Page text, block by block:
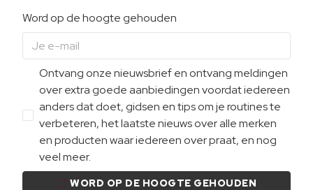
Word op de hoogte gehouden
Ontvang onze nieuwsbrief en ontvang meldingen
over extra goede aanbiedingen voordat iedereen
anders dat doet, gidsen en tips om je routines te
verbeteren, het laatste nieuws over alle merken
en producten waar iedereen over praat, en nog
veel meer.
WORD OP DE HOOGTE GEHOUDEN